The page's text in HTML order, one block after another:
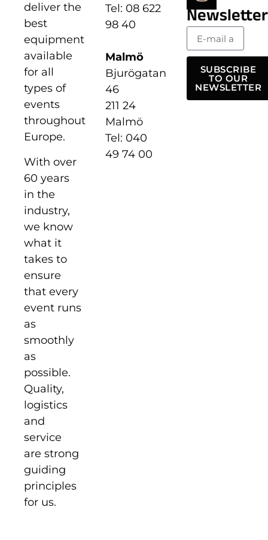
deliver the
best
equipment
available
for all
types of
events
throughout
Europe.
With over
60 years
in the
industry,
we know
what it
takes to
ensure
that every
event runs
as
smoothly
as
possible.
Quality,
logistics
and
service
are strong
guiding
principles
for us.
Tel: 08 622
98 40
Malmö
Bjurögatan
46
211 24
Malmö
Tel: 040
49 74 00
SUBSCRIBE
TO OUR
NEWSLETTER